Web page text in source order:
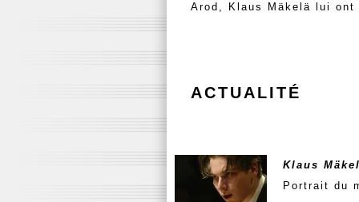
Arod, Klaus Mäkelä lui
ACTUALITÉ
Klaus
Portrait du